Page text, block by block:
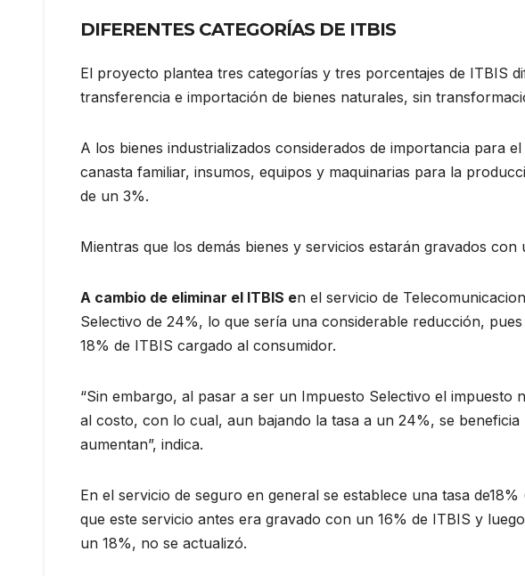
DIFERENTES CATEGORÍAS DE ITBIS
El proyecto plantea tres categorías y tres porcentajes de ITBIS
transferencia e importación de bienes naturales, sin
A los bienes industrializados considerados de importancia para
canasta familiar, insumos, equipos y maquinarias para la
de un 3%.
Mientras que los demás bienes y servicios estarán gravados con
A cambio de eliminar el ITBIS en el servicio de
Selectivo de 24%, lo que sería una considerable reducción,
18% de ITBIS cargado al consumidor.
“Sin embargo, al pasar a ser un Impuesto Selectivo el impuesto
al costo, con lo cual, aun bajando la tasa a un 24%, se
aumentan”, indica.
En el servicio de seguro en general se establece una tasa
que este servicio antes era gravado con un 16% de ITBIS y
un 18%, no se actualizó.